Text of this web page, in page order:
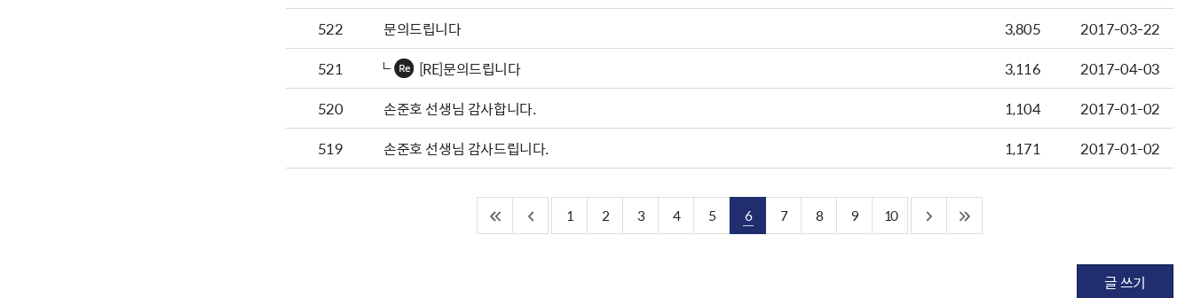
522
문의드립니다 3,805
2017-03-22
521
[RE]문의드립니다 3,116
2017-04-03
520
손준호 선생님 감사합니다. 1,104
2017-01-02
519
손준호 선생님 감사드립니다. 1,171 2017-01-02
1 2 3 4 5 6 7 8 9 10
글 쓰기